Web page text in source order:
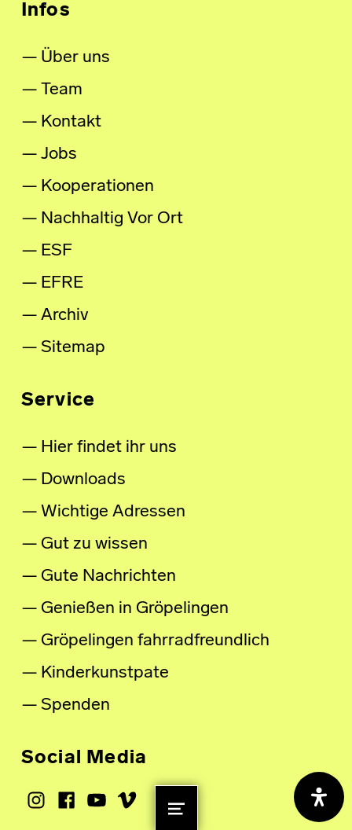
MENU
Infos
Über uns
Team
Kontakt
Jobs
Kooperationen
Nachhaltig Vor Ort
ESF
EFRE
Archiv
Sitemap
Service
Hier findet ihr uns
Downloads
Wichtige Adressen
Gut zu wissen
Gute Nachrichten
Genießen in Gröpelingen
Gröpelingen fahrradfreundlich
Kinderkunstpate
Spenden
Social Media
Instagram
Facebook
YoutubeVimeo